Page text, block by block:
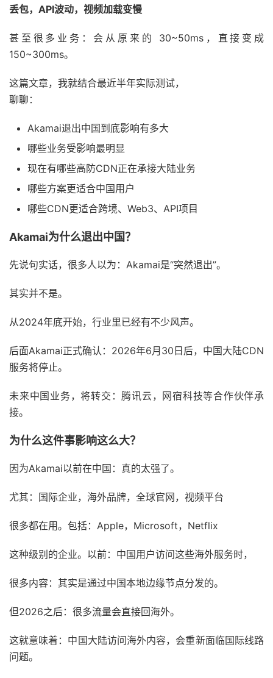
丢包，API波动，视频加载变慢
甚至很多业务：会从原来的 30~50ms，直接变成
150~300ms。
这篇文章，我就结合最近半年实际测试，
聊聊：
Akamai退出中国到底影响有多大
哪些业务受影响最明显
现在有哪些高防CDN正在承接大陆业务
哪些方案更适合中国用户
哪些CDN更适合跨境、Web3、API项目
Akamai为什么退出中国？
先说句实话，很多人以为：Akamai是“突然退出”。
其实并不是。
从2024年底开始，行业里已经有不少风声。
后面Akamai正式确认：2026年6月30日后，中国大陆CDN
服务将停止。
未来中国业务，将转交：腾讯云，网宿科技等合作伙伴承
接。
为什么这件事影响这么大？
因为Akamai以前在中国：真的太强了。
尤其：国际企业，海外品牌，全球官网，视频平台
很多都在用。包括：Apple，Microsoft，Netflix
这种级别的企业。以前：中国用户访问这些海外服务时，
很多内容：其实是通过中国本地边缘节点分发的。
但2026之后：很多流量会直接回海外。
这就意味着：中国大陆访问海外内容，会重新面临国际线路
问题。